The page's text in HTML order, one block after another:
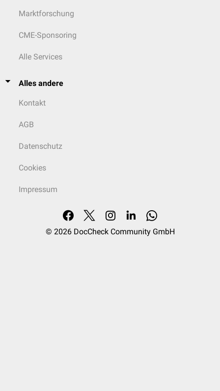
Marktforschung
CME-Sponsoring
Alle Services
Alles andere
Kontakt
AGB
Datenschutz
Cookies
Impressum
© 2026 DocCheck Community GmbH